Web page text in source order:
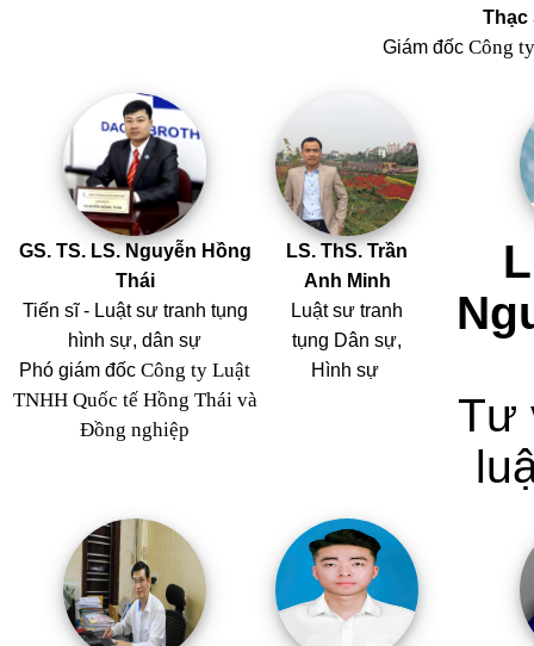
Thạc
Giám đốc Công
GS. TS. LS. Nguyễn Hồng
Thái
Tiến sĩ - Luật sư tranh tụng
hình sự, dân sự
Phó giám đốc Công ty Luật
TNHH Quốc tế Hồng Thái và
Đồng nghiệp
LS. ThS. Trần
Anh Minh
Luật sư tranh
tụng Dân sự,
Hình sự
Tư